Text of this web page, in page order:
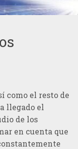
como el resto de
llegado el
de los
en cuenta que